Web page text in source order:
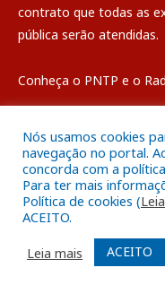
contrato que todas as
pública serão atendidas.
Conheça o PNTP e o
Todos os direitos
Mapa do Site
Nós usamos cookies
navegação no portal.
concorda com a
Para ter mais
Política de cookies (
ACEITO.
Leia mais
ACEITO